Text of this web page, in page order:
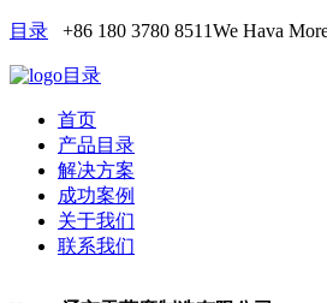
目录 +86 180 3780 8511We Hava
目录
首页
产品目录
解决方案
成功案例
关于我们
联系我们